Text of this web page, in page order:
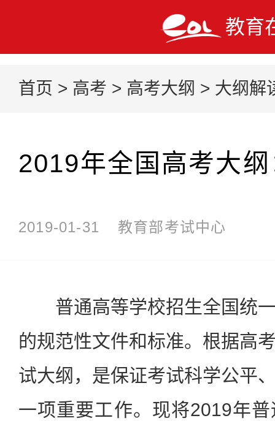
教育
首页 > 高考 > 高考大纲 > 大纲解
2019年全国高考大
2019-01-31 教育部考试中心
普通高等学校招生全国统一
的规范性文件和标准。根据高
试大纲，是保证考试科学公平
一项重要工作。现将2019年